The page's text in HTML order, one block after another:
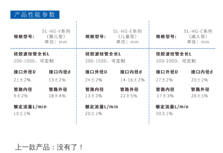
上一款产品：没有了！